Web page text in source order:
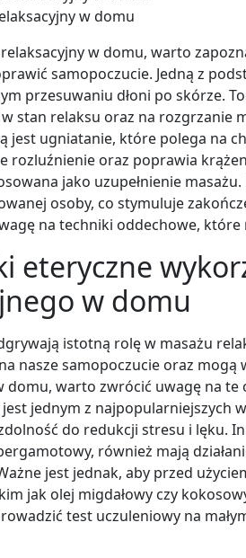
w domu
w domu, warto
samopoczucie. Jedną z
przesuwaniu dłoni po skórze.
stan relaksu oraz na rozgrzanie
jest ugniatanie, które polega na
rozluźnienie oraz poprawia
jako uzupełnienie
osoby, co stymuluje
na techniki oddechowe,
eteryczne
w domu
istotną rolę w masażu
nasze samopoczucie oraz
domu, warto zwrócić uwagę na te
jednym z najpopularniejszych
do redukcji stresu i lęku.
również mają
jest jednak, aby przed
jak olej migdałowy czy
test uczuleniowy na